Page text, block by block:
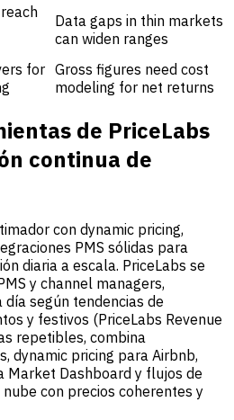
Data gaps in thin markets
can widen ranges
for Gross figures need cost
modeling for net returns
de PriceLabs
continua de
con dynamic pricing,
PMS sólidas para
diaria a escala. PriceLabs se
y channel managers,
según tendencias de
y festivos (PriceLabs Revenue
repetibles, combina
dynamic pricing para Airbnb,
Dashboard y flujos de
con precios coherentes y